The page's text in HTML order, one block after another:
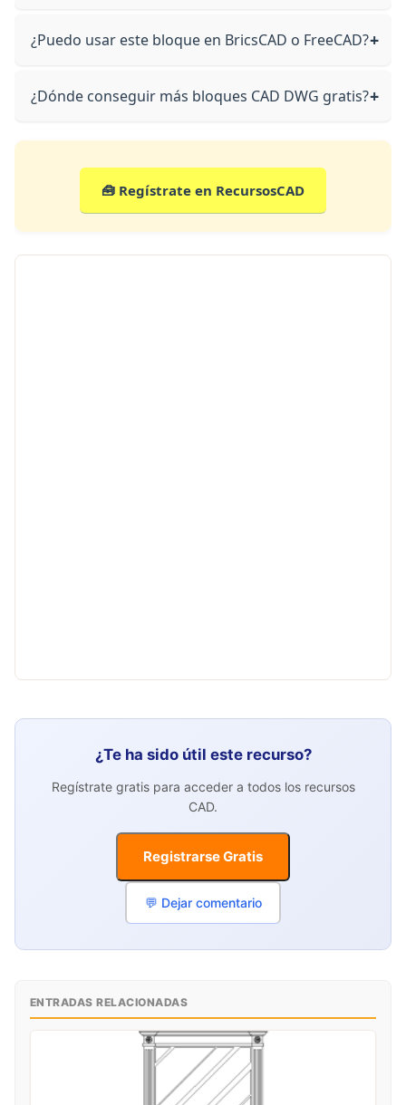
¿Puedo usar este bloque en BricsCAD o FreeCAD?
¿Dónde conseguir más bloques CAD DWG gratis?
🧰 Regístrate en RecursosCAD
¿Te ha sido útil este recurso?
Regístrate gratis para acceder a todos los recursos
CAD.
Registrarse Gratis
💬 Dejar comentario
ENTRADAS RELACIONADAS